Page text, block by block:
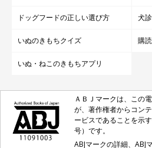
ドッグフードの正しい選び方 犬
いぬのきもちクイズ 購
いぬ・ねこのきもちアプリ
ＡＢＪマークは、この
が、著作権者からコン
ービスであることを示
号）です。
ABJマークの詳細、ABJ